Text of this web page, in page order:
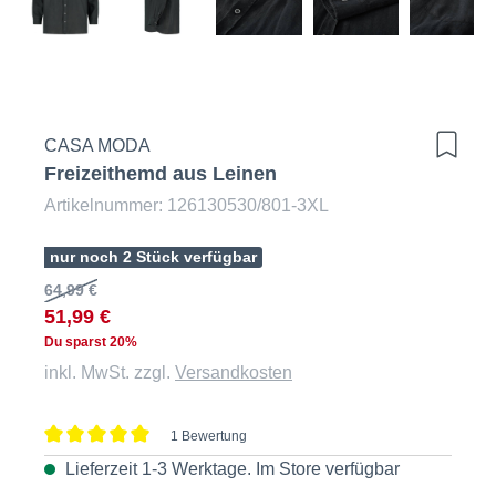
CASA MODA
Freizeithemd aus Leinen
Artikelnummer: 126130530/801-3XL
nur noch 2 Stück verfügbar
64,99 €
51,99 €
Du sparst 20%
inkl. MwSt. zzgl. Versandkosten
Durchschnittliche Bewertung von 5 von 5 Sternen
1 Bewertung
Lieferzeit 1-3 Werktage. Im Store verfügbar